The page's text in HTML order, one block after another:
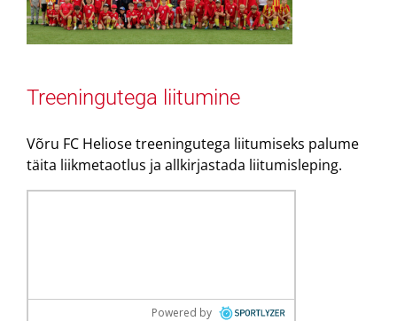
Treeningutega liitumine
Võru FC Heliose treeningutega liitumiseks palume
täita liikmetaotlus ja allkirjastada liitumisleping.